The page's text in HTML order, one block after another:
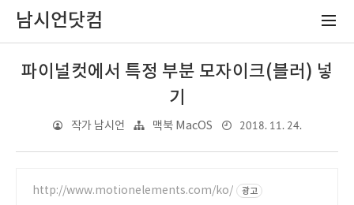
남시언닷컴
파이널컷에서 특정 부분 모자이크(블러) 넣
기
작가 남시언 맥북 MacOS 2018. 11. 24.
http://www.motionelements.com/ko/ 광고